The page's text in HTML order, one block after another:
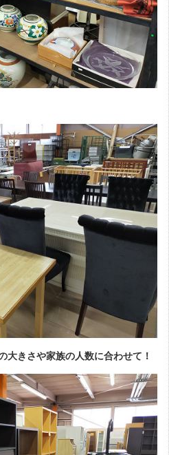
大きさや家族の人数に合わせて！